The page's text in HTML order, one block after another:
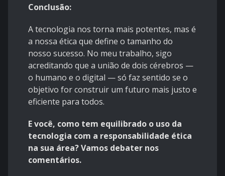
Conclusão:
A tecnologia nos torna mais potentes, mas é
a nossa ética que define o tamanho do
nosso sucesso. No meu trabalho, sigo
acreditando que a união de dois cérebros —
o humano e o digital — só faz sentido se o
objetivo for construir um futuro mais justo e
eficiente para todos.
E você, como tem equilibrado o uso da
tecnologia com a responsabilidade ética
na sua área? Vamos debater nos
comentários.